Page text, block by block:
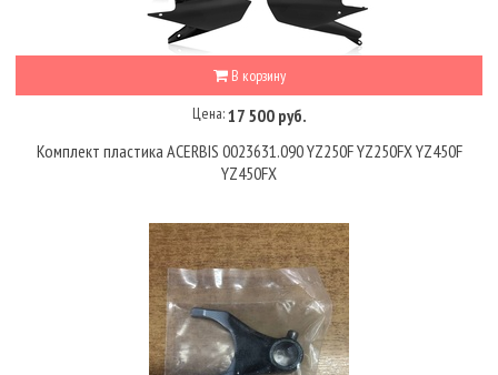
В корзину
Цена:17 500 руб.
Комплект пластика ACERBIS 0023631.090 YZ250F YZ250FX YZ450F
YZ450FX